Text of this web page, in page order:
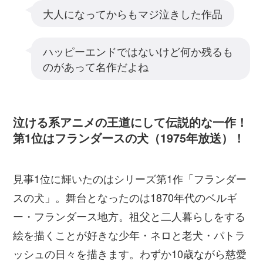
大人になってからもマジ泣きした作品
ハッピーエンドではないけど何か残るも
のがあって名作だよね
泣ける系アニメの王道にして伝説的な一作！
第1位はフランダースの犬（1975年放送）！
見事1位に輝いたのはシリーズ第1作「フランダー
スの犬」。舞台となったのは1870年代のベルギ
ー・フランダース地方。祖父と二人暮らしをする
絵を描くことが好きな少年・ネロと老犬・パトラ
ッシュの日々を描きます。わずか10歳ながら慈愛